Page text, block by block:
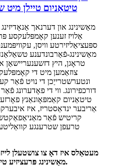
טיטאַניום טיילן
אַלויז זענען קאָמפּלעקסע
ספּעציאַליזירטע וויסן,
מאַשינינג-פֿאַרבונדענע
טראָגן, היץ דזשענעריישאַן
צוזאַמען מיט די
ונטערשטרייַכן די נויט פֿאַר
דורכפירונג. ווי די פאָדערונג
טיטאַניום קאַמפּאָונאַנץ
אַריבער ינדאַסטריז, איז
קריטיש פֿאַר
טרעפן שטרענגע
CNC מאַשינינג פּרעציזיע טיטאַניום טיילן.